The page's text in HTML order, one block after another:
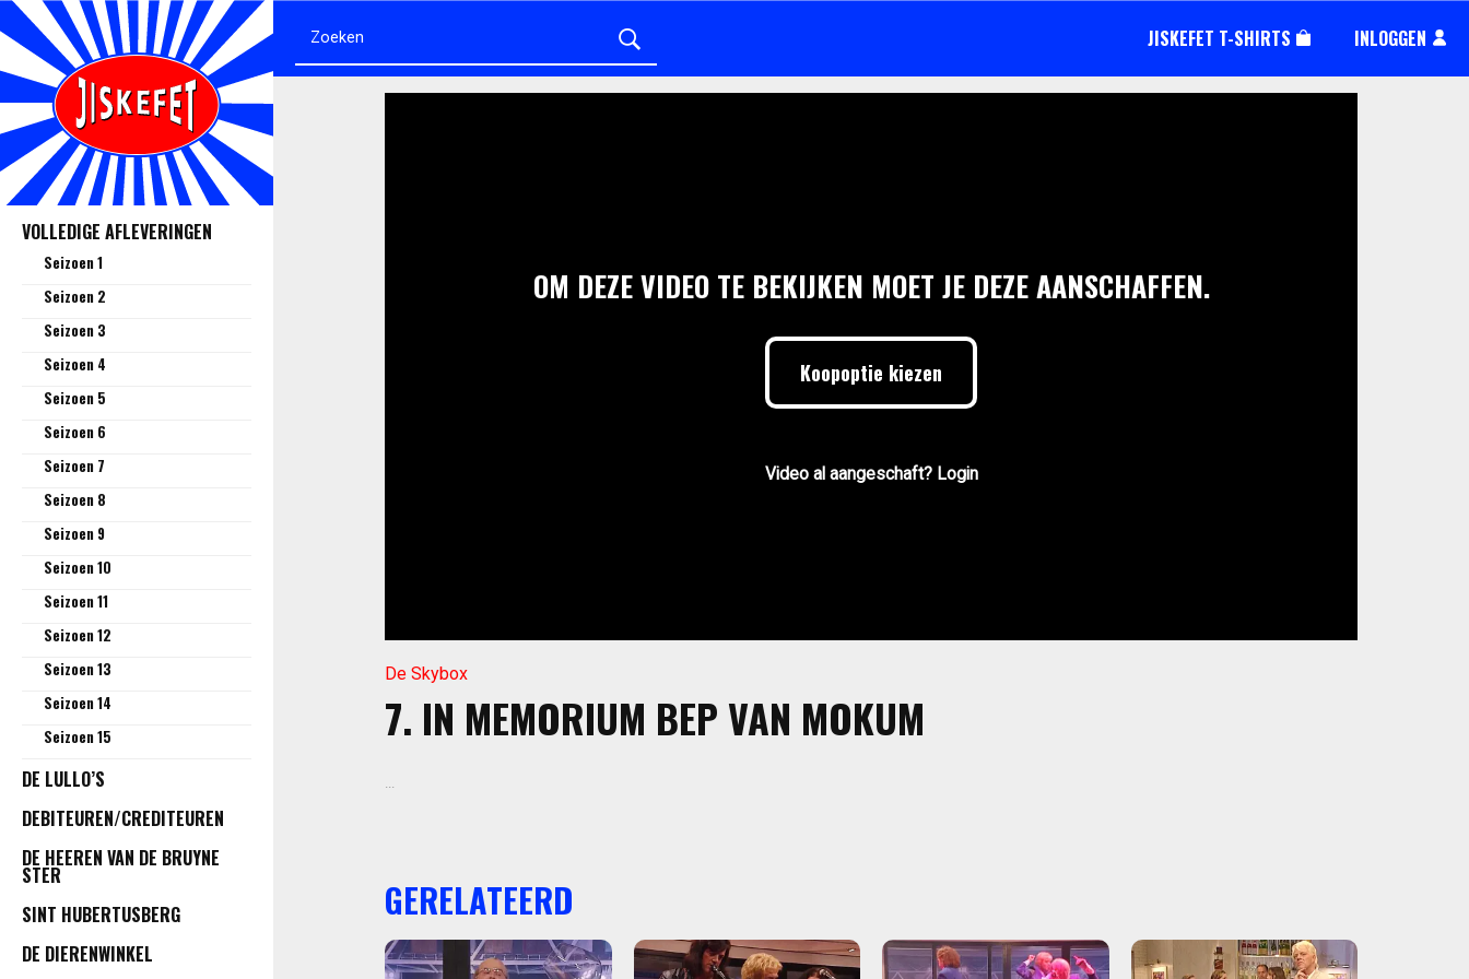
JISKEFET T-SHIRTS INLOGGEN
VOLLEDIGE AFLEVERINGEN
Seizoen 1
Seizoen 2
Seizoen 3
Seizoen 4
Seizoen 5
Seizoen 6
Seizoen 7
Seizoen 8
Seizoen 9
Seizoen 10
Seizoen 11
Seizoen 12
Seizoen 13
Seizoen 14
Seizoen 15
DE LULLO’S
DEBITEUREN/CREDITEUREN
DE HEEREN VAN DE BRUYNE
STER
SINT HUBERTUSBERG
DE DIERENWINKEL
OM DEZE VIDEO TE BEKIJKEN MOET JE DEZE AANSCHAFFEN.
Koopoptie kiezen
Video al aangeschaft? Login
De Skybox
7. IN MEMORIUM BEP VAN MOKUM
GERELATEERD